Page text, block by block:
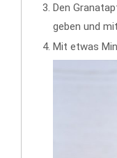
Den
geben und
Mit etwas